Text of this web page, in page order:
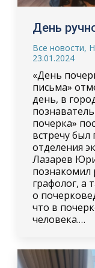
День
Все новости,
23.01.2024
«День
письма»
день, в
почерка»
встречу
отделения
Лазарев
познакомил
графолог, а
о
что в
человека.…